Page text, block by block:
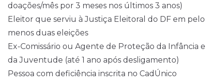
doações/mês por 3 meses nos últimos 3 anos)
Eleitor que serviu à Justiça Eleitoral do DF em pelo
menos duas eleições
Ex-Comissário ou Agente de Proteção da Infância e
da Juventude (até 1 ano após desligamento)
Pessoa com deficiência inscrita no CadÚnico